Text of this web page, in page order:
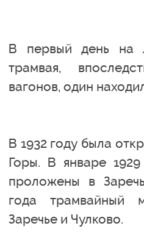
В первый день на
трамвая,
вагонов, один
В 1932 году была
Горы. В январе
проложены в
года трамвайный
Заречье и Чулково.